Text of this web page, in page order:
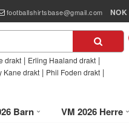
footballshirtsbase@gmail.com NOK
drakt | Erling Haaland drakt |
Kane drakt | Phil Foden drakt |
Barn VM 2026 Herre